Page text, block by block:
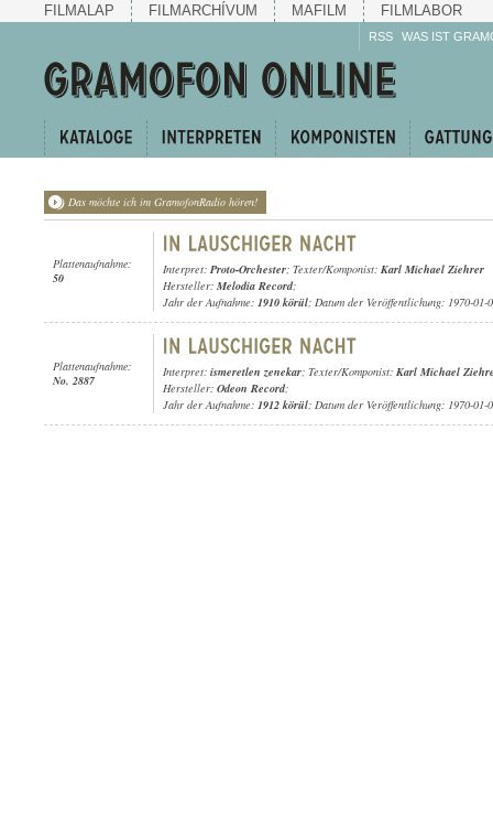
FILMALAP FILMARCHÍVUM MAFILM FILMLABOR
RSS WAS IST
Das möchte ich im GramofonRadio hören!
Plattenaufnahme:
50
Interpret: Proto-Orchester; Texter/Komponist: Karl Michael Ziehrer
Hersteller: Melodia Record;
Jahr der Aufnahme: 1910 körül; Datum der Veröffentlichung: 1970-01-
Plattenaufnahme:
No. 2887
Interpret: ismeretlen zenekar; Texter/Komponist: Karl Michael
Hersteller: Odeon Record;
Jahr der Aufnahme: 1912 körül; Datum der Veröffentlichung: 1970-01-